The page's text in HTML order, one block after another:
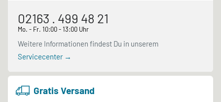
02163 . 499 48 21
Mo. - Fr. 10:00 - 13:00 Uhr
Weitere Informationen findest Du in unserem
Servicecenter →
Gratis Versand